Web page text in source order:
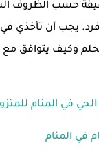
حسب الظروف
فرد. يجب أن تأخذي
وكيف يتوافق مع
الحي في المنام
في المنام